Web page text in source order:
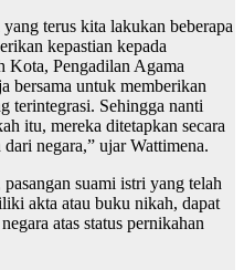
terus kita lakukan beberapa
kepastian kepada
Kota, Pengadilan Agama
bersama untuk memberikan
terintegrasi. Sehingga nanti
itu, mereka ditetapkan secara
negara,” ujar Wattimena.
suami istri yang telah
akta atau buku nikah, dapat
atas status pernikahan